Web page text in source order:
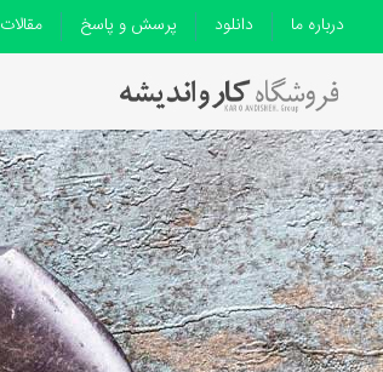
درباره ما دانلود پرسش و پاسخ مقالات